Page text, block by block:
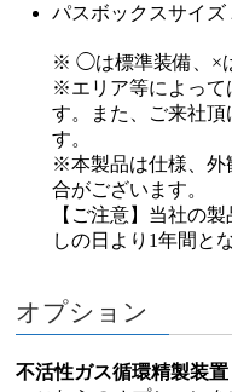
パスボックスサイズ
※ ◯は標準装備、×
※エリア等によって
す。また、ご来社
す。
※本製品は仕様、外
合がございます。
【ご注意】当社の
しの日より1年間と
オプション
不活性ガス循環精製装置